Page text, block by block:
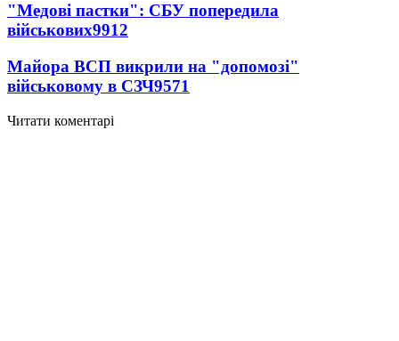
"Медові пастки": СБУ попередила
військових9912
Майора ВСП викрили на "допомозі"
військовому в СЗЧ9571
Читати коментарі